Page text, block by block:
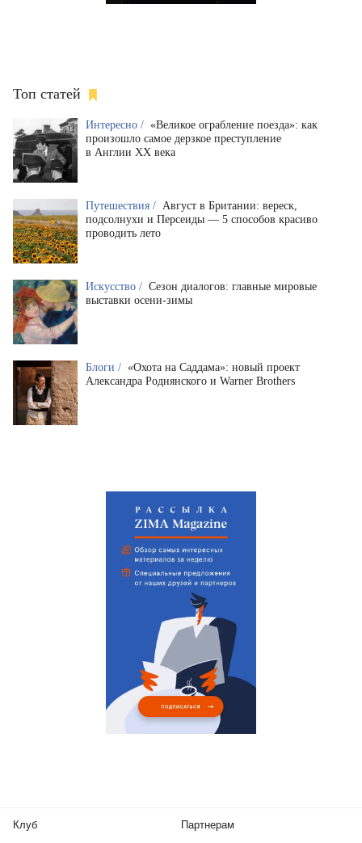
Топ статей
Интересно / «Великое ограбление поезда»: как
произошло самое дерзкое преступление
в Англии XX века
Путешествия / Август в Британии: вереск,
подсолнухи и Персеиды — 5 способов красиво
проводить лето
Искусство / Сезон диалогов: главные мировые
выставки осени-зимы
Блоги / «Охота на Саддама»: новый проект
Александра Роднянского и Warner Brothers
Клуб Партнерам